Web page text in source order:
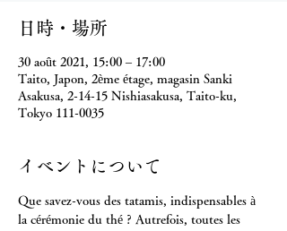
日時・場所
30 août 2021, 15:00 – 17:00
Taito, Japon, 2ème étage, magasin Sanki
Asakusa, 2-14-15 Nishiasakusa, Taito-ku,
Tokyo 111-0035
イベントについて
Que savez-vous des tatamis, indispensables à
la cérémonie du thé ? Autrefois, toutes les